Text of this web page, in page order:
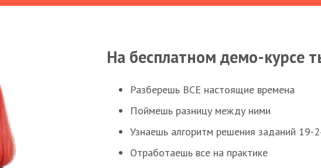
На бесплатном демо-курсе
Разберешь ВСЕ настоящие времена
Поймешь разницу между ними
Узнаешь алгоритм решения заданий 19-
Отработаешь все на практике